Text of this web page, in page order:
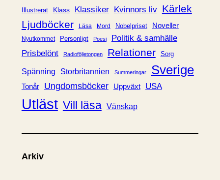
Illustrerat Klass Klassiker Kvinnors liv Kärlek
Ljudböcker
Läsa Mord Nobelpriset Noveller
Nyutkommet Personligt Poesi
Politik & samhälle
Prisbelönt
Radioföljetongen Relationer Sorg
Spänning Storbritannien Summeringar Sverige
Tonår Ungdomsböcker Uppväxt USA
Utläst Vill läsa Vänskap
Arkiv